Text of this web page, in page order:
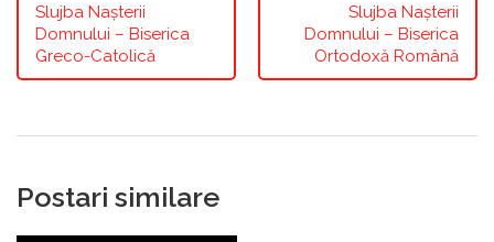
Slujba Nașterii
Domnului – Biserica
Greco-Catolică
Slujba Nașterii
Domnului – Biserica
Ortodoxă Română
Postari similare